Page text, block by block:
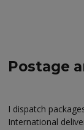
Postage
I dispatch
International